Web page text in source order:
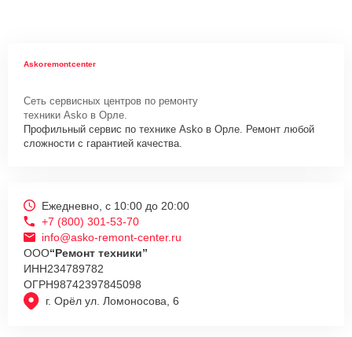
Askoremontcenter
Сеть сервисных центров по ремонту
техники Asko в Орле.
Профильный сервис по технике Asko в Орле. Ремонт любой
сложности с гарантией качества.
г. Орёл ул. Ломоносова, 6
Ежедневно, с 10:00 до 20:00
+7 (800) 301-53-70
info@asko-remont-center.ru
ООО“Ремонт техники”
ИНН234789782
ОГРН98742397845098